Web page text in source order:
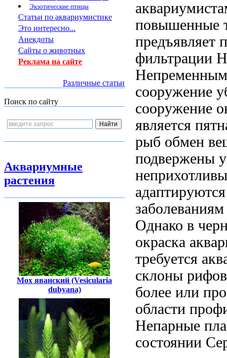
Экзотические птицы
Статьи по аквариумистике
Это интересно...
Анекдоты
Сайты о животных
Реклама на сайте
Различные статьи
Поиск по сайту
Аквариумные
растения
Мох яванский (Vesicularia
dubyana)
повышенные
предъявляет
фильтрации
сооружение
сооружение
является
рыб обмен
подвержены
неприхотливы
адаптируются
заболеваниям
Однако в
окраска
требуется
склоны рифов
более или
области
Непарные
состоянии